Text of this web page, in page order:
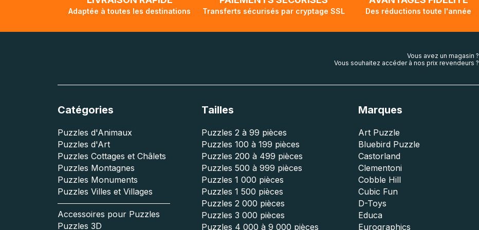
Adaptée à toutes les destinations Transferts sécurisés par cryptage SSL Des réductions toute l'année
Vous avez un magasin ?
Vous souhaitez accéder à nos prix revendeurs ?
Catégories
Puzzles d'Animaux
Puzzles d'Art
Puzzles Cottages et Châlets
Puzzles Montagnes
Puzzles Monuments
Puzzles Villes et Villages
Accessoires pour Puzzles
Puzzles 3D
Tailles
Puzzles 2 à 99 pièces
Puzzles 100 à 199 pièces
Puzzles 200 à 499 pièces
Puzzles 500 à 999 pièces
Puzzles 1 000 pièces
Puzzles 1 500 pièces
Puzzles 2 000 pièces
Puzzles 3 000 pièces
Puzzles 4 000 à 9 000 pièces
Marques
Art Puzzle
Bluebird Puzzle
Castorland
Clementoni
Cobble Hill
Cubic Fun
D-Toys
Educa
Eurographics